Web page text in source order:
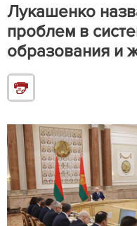
Лукашенко
проблем в
образования и